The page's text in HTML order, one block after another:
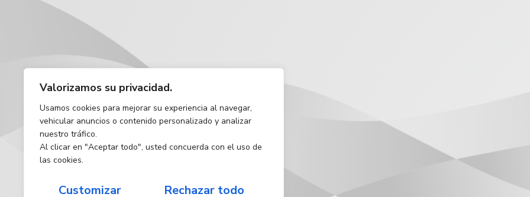
Valorizamos su privacidad.
Usamos cookies para mejorar su experiencia al navegar,
vehicular anuncios o contenido personalizado y analizar
nuestro tráfico.
Al clicar en "Aceptar todo", usted concuerda con el uso de
las cookies.
Customizar Rechazar todo